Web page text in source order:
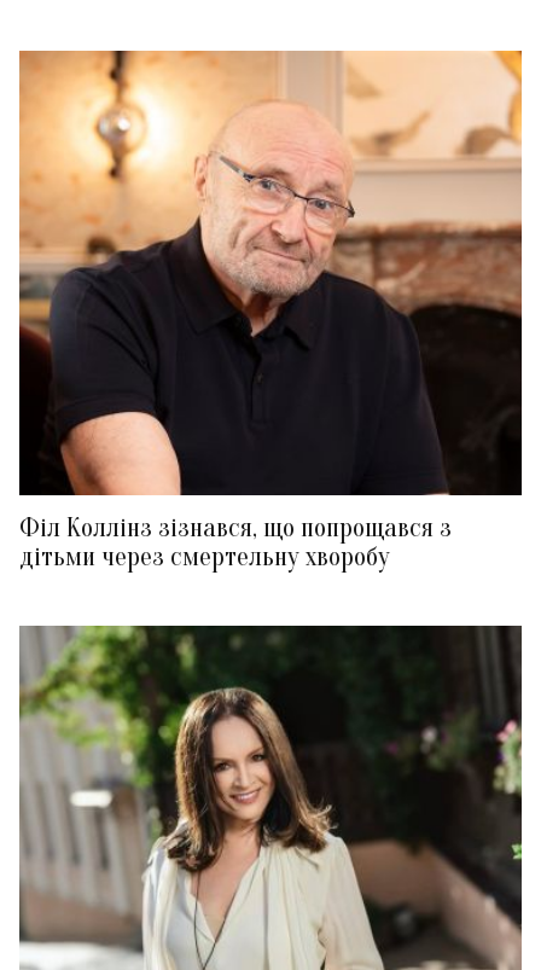
Філ Коллінз зізнався, що попрощався з
дітьми через смертельну хворобу